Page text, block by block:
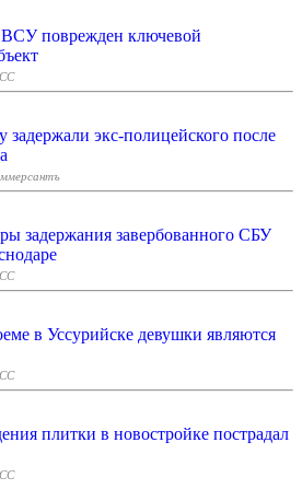
ВСУ поврежден ключевой
задержали экс-полицейского после
задержания завербованного СБУ
в Уссурийске девушки являются
плитки в новостройке пострадал